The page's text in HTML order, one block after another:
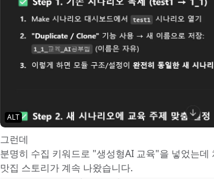
ALT
그런데
분명히 수집 키워드로 "생성형AI 교육"을 넣었는데
맛집 스토리가 계속 나왔습니다.